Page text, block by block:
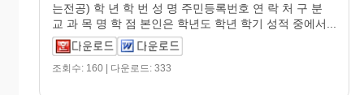
는전공) 학 년 학 번 성 명 주민등록번호 연 락 처 구 분
교 과 목 명 학 점 본인은 학년도 학년 학기 성적 중에서...
조회수: 160 | 다운로드: 333